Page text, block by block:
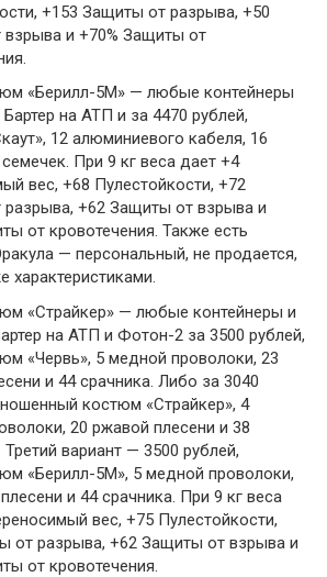
+153 Защиты от разрыва, +50
и +70% Защиты от
«Берилл-5М» — любые контейнеры
на АТП и за 4470 рублей,
12 алюминиевого кабеля, 16
При 9 кг веса дает +4
вес, +68 Пулестойкости, +72
+62 Защиты от взрыва и
от кровотечения. Также есть
— персональный, не продается,
характеристиками.
«Страйкер» — любые контейнеры и
на АТП и Фотон-2 за 3500 рублей,
«Червь», 5 медной проволоки, 23
и 44 срачника. Либо за 3040
костюм «Страйкер», 4
20 ржавой плесени и 38
Третий вариант — 3500 рублей,
«Берилл-5М», 5 медной проволоки,
и 44 срачника. При 9 кг веса
вес, +75 Пулестойкости,
от разрыва, +62 Защиты от взрыва и
от кровотечения.